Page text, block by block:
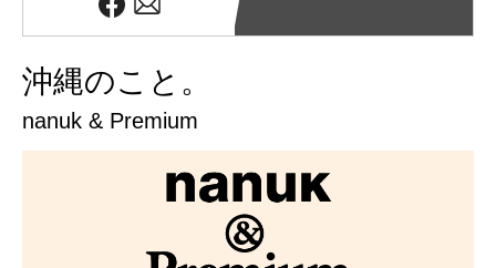
沖縄のこと。
nanuk & Premium